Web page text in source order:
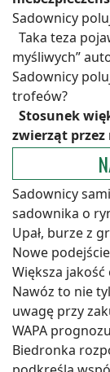
Sadownicy
Taka teza
myśliwych”
Sadownicy
trofeów?
Stosunek
zwierząt
Sadownicy
sadownika o
Upał, burze z
Nowe
Większa
Nawóz to nie
uwagę przy
WAPA
Biedronka